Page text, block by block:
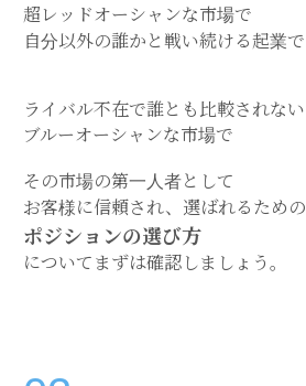
超レッドオーシャンな市場で
自分以外の誰かと戦い続ける起業で
ライバル不在で誰とも比較されない
ブルーオーシャンな市場で
その市場の第一人者として
お客様に信頼され、選ばれるための
ポジションの選び方
についてまずは確認しましょう。